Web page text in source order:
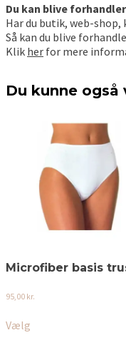
Du kan blive
Har du butik, web-
Så kan du blive
Klik her for mere
Du kunne
Microfiber basis
95,00 kr.
Vælg